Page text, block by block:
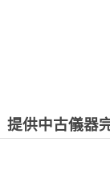
提供中古儀器